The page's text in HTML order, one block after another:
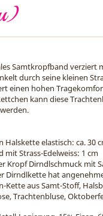
Samtkropfband verziert
durch seine kleinen
einen hohen
kann diese
Halskette elastisch: ca. 30
mit Strass-Edelweiss: 1 cm
Kropf Dirndlschmuck mit
Dirndlkette hat
Kette aus Samt-Stoff,
Trachtenbluse,